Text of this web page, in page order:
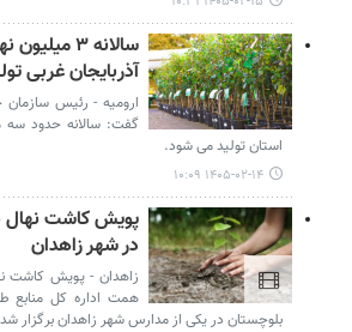
سالانه ۳
آذربایجان غربی
ارومیه - رئیس سازمان
گفت: سالانه حدود سه
استان تولید می شود.
۱۴۰۵-۰۲-۱۴ ۱۰:۰۹
پویش کاشت نهال
در شهر زاهدان
زاهدان - پویش کاشت
همت اداره کل منابع
بلوچستان در یکی از مدارس شهر زاهدان برگزار